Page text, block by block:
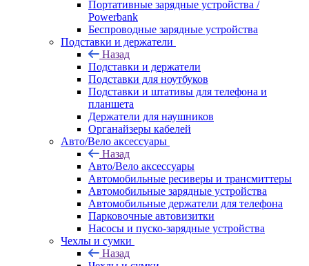
Портативные зарядные устройства /
Powerbank
Беспроводные зарядные устройства
Подставки и держатели
Назад
Подставки и держатели
Подставки для ноутбуков
Подставки и штативы для телефона и
планшета
Держатели для наушников
Органайзеры кабелей
Авто/Вело аксессуары
Назад
Авто/Вело аксессуары
Автомобильные ресиверы и трансмиттеры
Автомобильные зарядные устройства
Автомобильные держатели для телефона
Парковочные автовизитки
Насосы и пуско-зарядные устройства
Чехлы и сумки
Назад